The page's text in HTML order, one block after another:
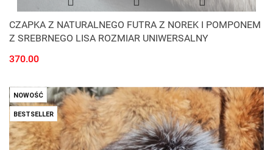
CZAPKA Z NATURALNEGO FUTRA Z NOREK I POMPONEM
Z SREBRNEGO LISA ROZMIAR UNIWERSALNY
370.00
NOWOŚĆ
BESTSELLER